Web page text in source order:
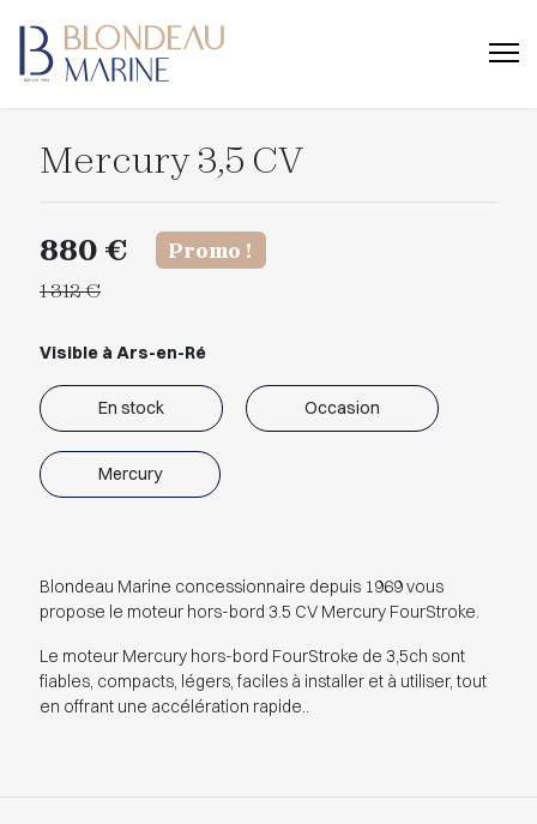
Mercury 3,5 CV
880 €
Promo !
1 312 €
Visible à Ars-en-Ré
En stock Occasion
Mercury
Blondeau Marine concessionnaire depuis 1969 vous
propose le moteur hors-bord 3.5 CV Mercury FourStroke.
Le moteur Mercury hors-bord FourStroke de 3,5ch sont
fiables, compacts, légers, faciles à installer et à utiliser, tout
en offrant une accélération rapide..